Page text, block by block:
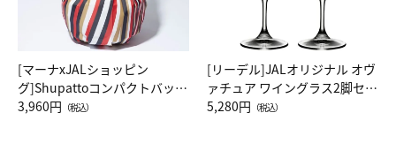
[マーナxJALショッピン
グ]Shupattoコンパクトバッグ
Drop JAL客室乗務員（LC）ス
3,960円 （税込）
[リーデル]JALオリジナル オヴ
ァチュア ワイングラス2脚セッ
ト（レッドワイン）
5,280円 （税込）